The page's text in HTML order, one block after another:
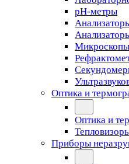
pH-метры
Микроскопы
Оптика и
Оптика и
Приборы